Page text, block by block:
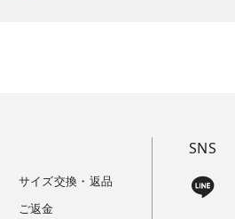
サイズ交換・返品
ご返金
SNS